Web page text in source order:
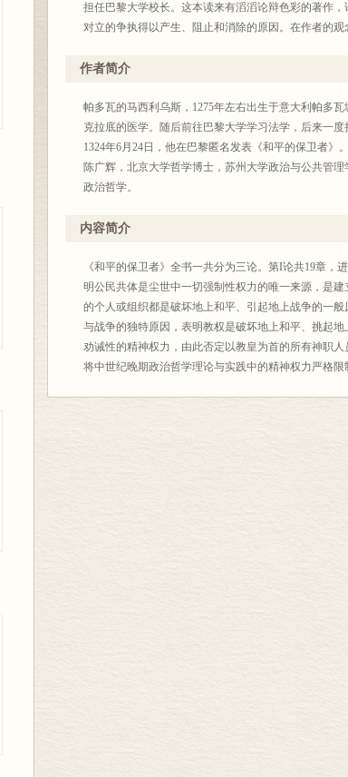
担任巴黎大学校长。这本读来有滔滔论辩色彩的著作
对立的争执得以产生、阻止和消除的原因。在作者的
生活的人将获得充足的尘世生活，而如果没有和平与
理性逻辑的立论，更多的还是驳论和批判，所以说它
经院哲学的一些特点，又有从亚里士多德到西塞罗等
作者简介
帕多瓦的马西利乌斯，1275年左右出生于意大利帕多
克拉底的医学。随后前往巴黎大学学习法学，后来一
1324年6月24日，他在巴黎匿名发表《和平的保卫者》
陈广辉，北京大学哲学博士，苏州大学政治与公共管
政治哲学。
内容简介
《和平的保卫者》全书一共分为三论。第I论共19章
明公民共体是尘世中一切强制性权力的唯一来源，是
的个人或组织都是破坏地上和平、引起地上战争的一
与战争的独特原因，表明教权是破坏地上和平、挑起
劝诫性的精神权力，由此否定以教皇为首的所有神职
将中世纪晚期政治哲学理论与实践中的精神权力严格